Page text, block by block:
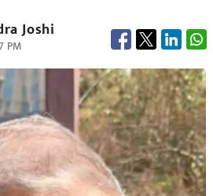
Joshi
PM